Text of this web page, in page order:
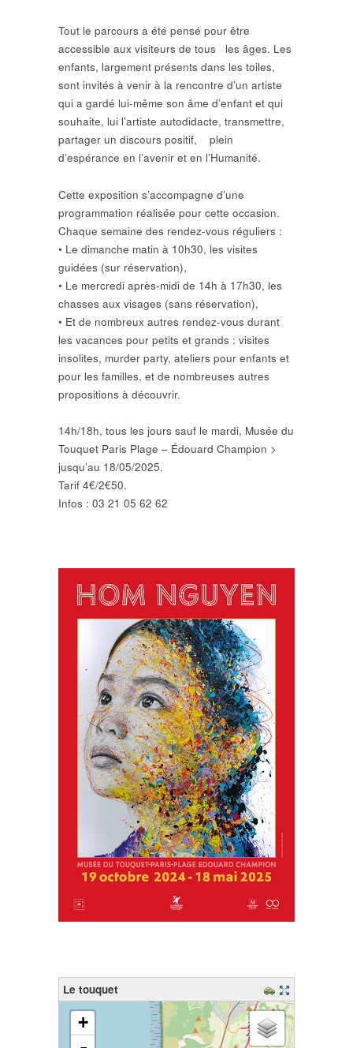
Tout le parcours a été pensé pour être
accessible aux visiteurs de tous les âges. Les
enfants, largement présents dans les toiles,
sont invités à venir à la rencontre d’un artiste
qui a gardé lui-même son âme d’enfant et qui
souhaite, lui l’artiste autodidacte, transmettre,
partager un discours positif, plein
d’espérance en l’avenir et en l’Humanité.
Cette exposition s’accompagne d’une
programmation réalisée pour cette occasion.
Chaque semaine des rendez-vous réguliers :
• Le dimanche matin à 10h30, les visites
guidées (sur réservation),
• Le mercredi après-midi de 14h à 17h30, les
chasses aux visages (sans réservation),
• Et de nombreux autres rendez-vous durant
les vacances pour petits et grands : visites
insolites, murder party, ateliers pour enfants et
pour les familles, et de nombreuses autres
propositions à découvrir.
14h/18h, tous les jours sauf le mardi, Musée du
Touquet Paris Plage – Édouard Champion >
jusqu’au 18/05/2025.
Tarif 4€/2€50.
Infos : 03 21 05 62 62
Le touquet
chargement de la carte - veuillez patienter...
+